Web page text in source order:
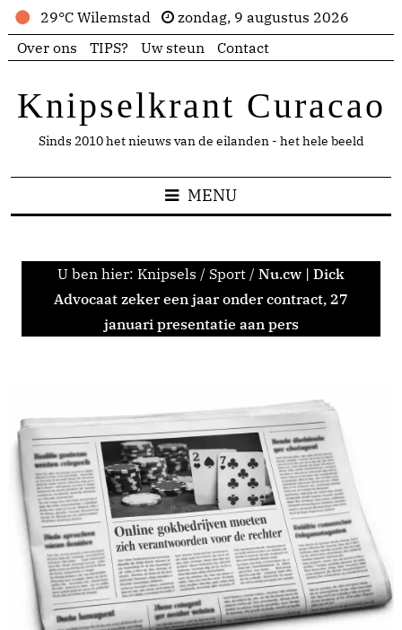
29°C Wilemstad
zondag, 9 augustus 2026
Over ons
TIPS? Uw steun Contact
Knipselkrant Curacao
Sinds 2010 het nieuws van de eilanden - het hele beeld
MENU
U ben hier: Knipsels / Sport / Nu.cw | Dick
Advocaat zeker een jaar onder contract, 27
januari presentatie aan pers